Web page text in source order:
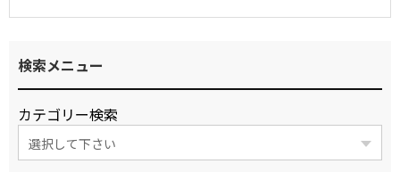
検索メニュー
カテゴリー検索